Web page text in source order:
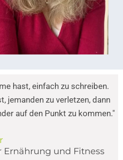
hast, einfach zu schreiben.
jemanden zu verletzen, dann
auf den Punkt zu kommen."
Ernährung und Fitness